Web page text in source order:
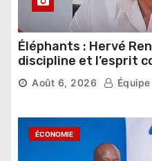
Éléphants : Hervé
discipline et l’esprit
nouveau départ
Août 6, 2026
ÉCONOMIE